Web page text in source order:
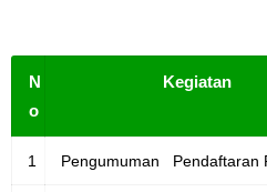
Dan MA
N
o
Kegiatan
1 Pengumuman Pendaftaran